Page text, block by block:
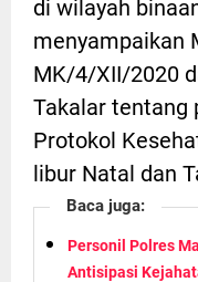
di wilayah
menyampaikan
MK/4/XII/2020
Takalar tentang
Protokol
libur Natal dan
Baca juga:
Personil Polres
Antisipasi